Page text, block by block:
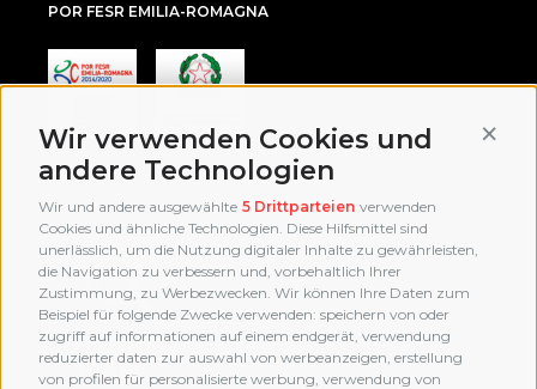
Wir verwenden Cookies und
andere Technologien
Wir und andere ausgewählte 5 Drittparteien verwenden
Cookies und ähnliche Technologien. Diese Hilfsmittel sind
unerlässlich, um die Nutzung digitaler Inhalte zu gewährleisten,
die Navigation zu verbessern und, vorbehaltlich Ihrer
Zustimmung, zu Werbezwecken. Wir können Ihre Daten zum
Beispiel für folgende Zwecke verwenden: speichern von oder
zugriff auf informationen auf einem endgerät, verwendung
reduzierter daten zur auswahl von werbeanzeigen, erstellung
von profilen für personalisierte werbung, verwendung von
POR FESR EMILIA-ROMAGNA
AWARD